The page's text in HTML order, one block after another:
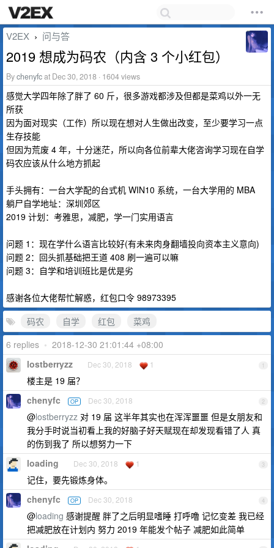
V2EX › 问与答
2019 想成为码农（内含 3 个小红包）
Bychenyfcat Dec 30, 2018 · 1604 views
感觉大学四年除了胖了 60 斤，很多游戏都涉及但都是菜鸡以外一无
所获
因为面对现实（工作）所以现在想对人生做出改变，至少要学习一点
生存技能
但因为荒废 4 年，十分迷茫，所以向各位前辈大佬咨询学习现在自学
码农应该从什么地方抓起
手头拥有：一台大学配的台式机 WIN10 系统，一台大学用的 MBA
躺尸自学地址：深圳郊区
2019 计划：考雅思，减肥，学一门实用语言
问题 1：现在学什么语言比较好(有未来肉身翻墙投向资本主义意向)
问题 2：回头抓基础把王道 408 刷一遍可以嘛
问题 3：自学和培训班比是优是劣
感谢各位大佬帮忙解惑，红包口令 98973395
码农
自学 红包
菜鸡
6 replies • 2018-12-30 21:01:44 +08:00
1
lostberryzz Dec 30, 2018 1
楼主是 19 届？
2
chenyfc OP Dec 30, 2018
@lostberryzz 对 19 届 这半年其实也在浑浑噩噩 但是女朋友和
我分手时说当初看上我的好脑子好天赋现在却发现看错了人 真
的伤到我了 所以想努力一下
3
loading Dec 30, 2018 1
记住，要先锻炼身体。
4
chenyfc OP Dec 30, 2018
@loading 感谢提醒 胖了之后明显嗜睡 打呼噜 记忆变差 我已经
把减肥放在计划内 努力 2019 年能发个帖子 减肥如此简单